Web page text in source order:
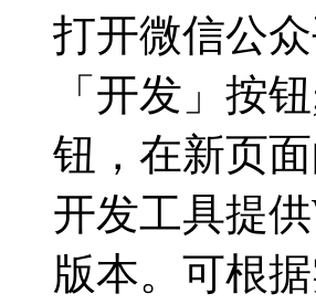
打开微信公
「开发」
钮，在新页
开发工具提
版本。可根